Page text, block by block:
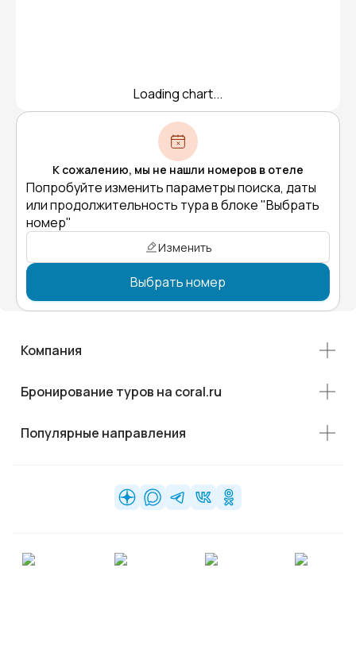
Loading chart...
К сожалению, мы не нашли номеров в отеле
Попробуйте изменить параметры поиска, даты
или продолжительность тура в блоке "Выбрать
номер"
Изменить
Выбрать номер
Компания
Бронирование туров на coral.ru
Популярные направления